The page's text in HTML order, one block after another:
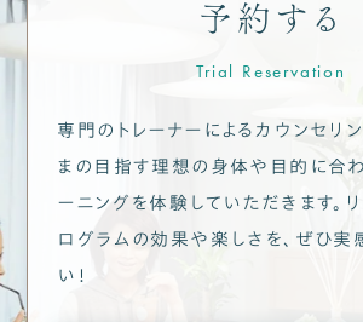
予約する
Trial Reservation
専門のトレーナーによるカウンセリ
まの目指す理想の身体や目的に合
ーニングを体験していただきます。
ログラムの効果や楽しさを、ぜひ実
い！